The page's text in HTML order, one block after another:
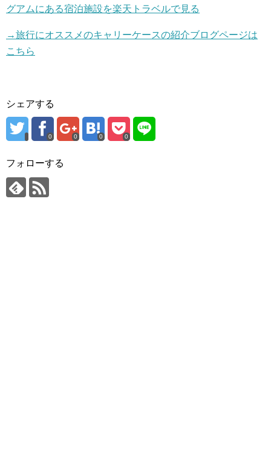
グアムにある宿泊施設を楽天トラベルで見る
→旅行にオススメのキャリーケースの紹介ブログページは
こちら
シェアする
0 0 0 0
フォローする